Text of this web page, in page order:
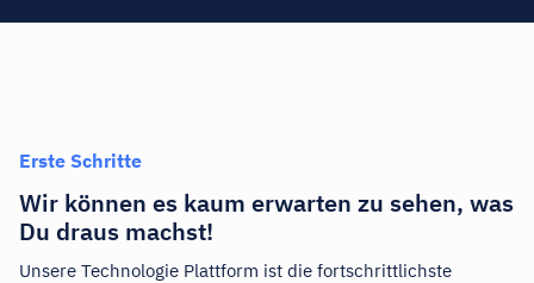
Erste Schritte
Wir können es kaum erwarten zu sehen, was
Du draus machst!
Unsere Technologie Plattform ist die fortschrittlichste